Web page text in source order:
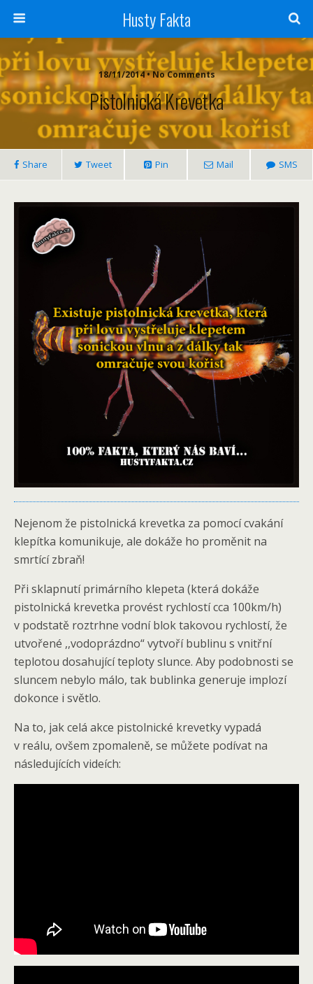
Husty Fakta
18/11/2014 •No Comments
Pistolnická Krevetka
Share Tweet Pin Mail SMS
Nejenom že pistolnická krevetka za pomocí cvakání
klepítka komunikuje, ale dokáže ho proměnit na
smrtící zbraň!
Při sklapnutí primárního klepeta (která dokáže
pistolnická krevetka provést rychlostí cca 100km/h)
v podstatě roztrhne vodní blok takovou rychlostí, že
utvořené ,,vodoprázdno“ vytvoří bublinu s vnitřní
teplotou dosahující teploty slunce. Aby podobnosti se
sluncem nebylo málo, tak bublinka generuje implozí
dokonce i světlo.
Na to, jak celá akce pistolnické krevetky vypadá
v reálu, ovšem zpomaleně, se můžete podívat na
následujících videích: